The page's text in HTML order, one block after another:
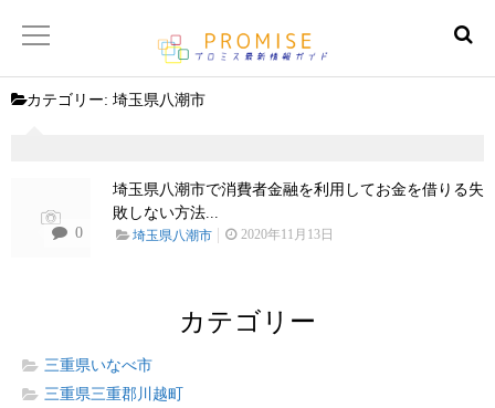
【サイトマップ】
カテゴリー: 埼玉県八潮市
0
埼玉県八潮市で消費者金融を利用してお金を借りる失
敗しない方法...
埼玉県八潮市 2020年11月13日
カテゴリー
三重県いなべ市
三重県三重郡川越町